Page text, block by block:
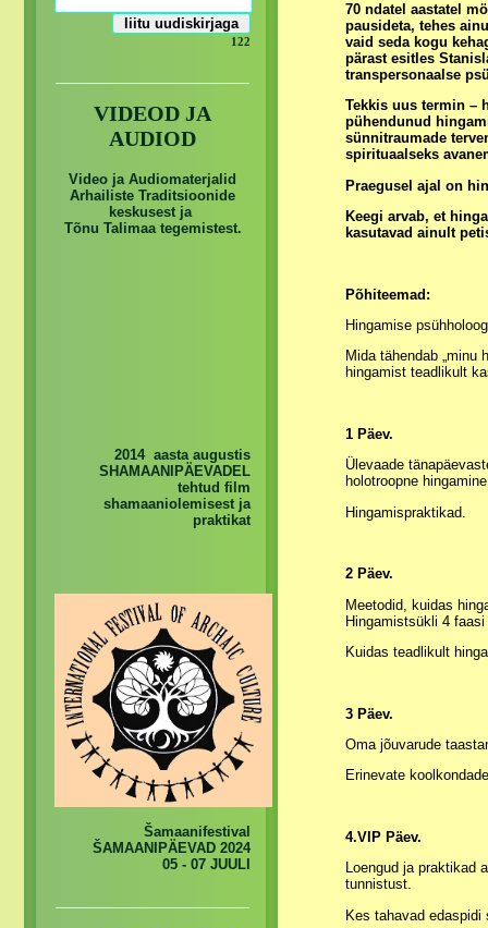
70 ndatel aastatel
pausideta, tehes
vaid seda kogu
pärast esitles
transpersonaalse
Tekkis uus termin –
pühendunud
sünnitraumade
spirituaalseks
Praegusel ajal on
Keegi arvab, et
kasutavad ainult
Põhiteemad:
Hingamise
Mida tähendab
hingamist teadlikult
1 Päev.
Ülevaade
holotroopne
Hingamispraktikad.
2 Päev.
Meetodid, kuidas
Hingamistsükli 4
Kuidas teadlikult
3 Päev.
Oma jõuvarude
Erinevate
4.VIP Päev.
Loengud ja praktikad
tunnistust.
Kes tahavad
122
VIDEOD JA
AUDIOD
Video ja Audiomaterjalid
Arhailiste Traditsioonide
keskusest ja
Tõnu Talimaa tegemistest.
2014 aasta augustis
SHAMAANIPÄEVADEL
tehtud film
shamaaniolemisest ja
praktikat
Šamaanifestival
ŠAMAANIPÄEVAD 2024
05 - 07 JUULI